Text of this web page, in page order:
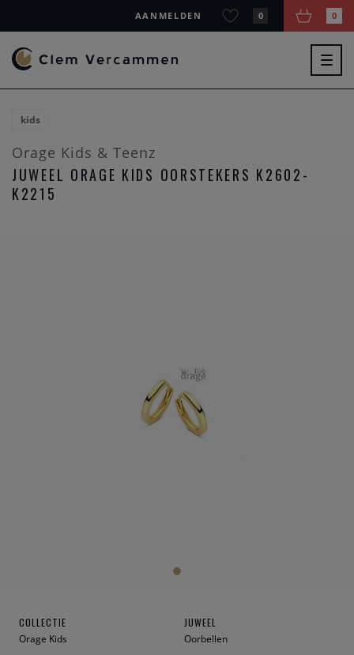
AANMELDEN 0 0
kids
Orage Kids & Teenz
JUWEEL ORAGE KIDS OORSTEKERS K2602-
K2215
COLLECTIE
Orage Kids
JUWEEL
Oorbellen